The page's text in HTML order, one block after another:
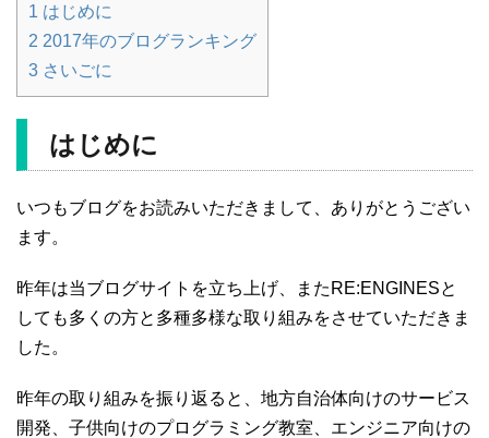
1 はじめに
2 2017年のブログランキング
3 さいごに
はじめに
いつもブログをお読みいただきまして、ありがとうござい
ます。
昨年は当ブログサイトを立ち上げ、またRE:ENGINESと
しても多くの方と多種多様な取り組みをさせていただきま
した。
昨年の取り組みを振り返ると、地方自治体向けのサービス
開発、子供向けのプログラミング教室、エンジニア向けの